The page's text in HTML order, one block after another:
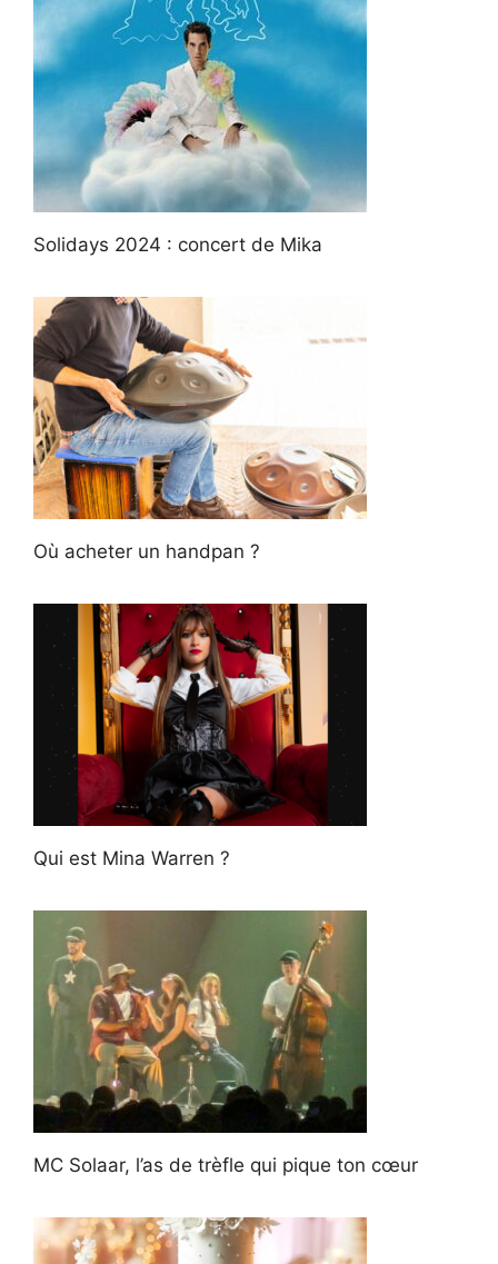
Solidays 2024 : concert de Mika
Où acheter un handpan ?
Qui est Mina Warren ?
MC Solaar, l’as de trèfle qui pique ton cœur